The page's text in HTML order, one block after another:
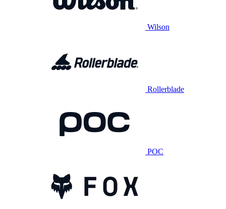
Wilson
Rollerblade
POC